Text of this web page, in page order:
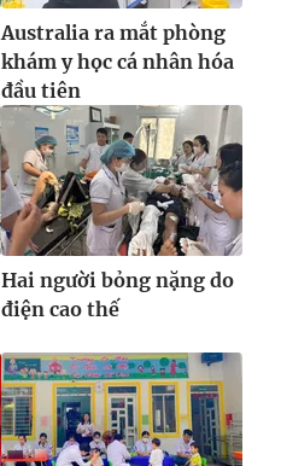
Australia ra mắt phòng
khám y học cá nhân hóa
đầu tiên
Hai người bỏng nặng do
điện cao thế